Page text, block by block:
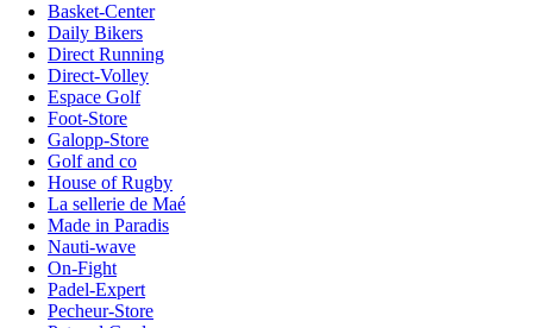
Basket-Center
Daily Bikers
Direct Running
Direct-Volley
Espace Golf
Foot-Store
Galopp-Store
Golf and co
House of Rugby
La sellerie de Maé
Made in Paradis
Nauti-wave
On-Fight
Padel-Expert
Pecheur-Store